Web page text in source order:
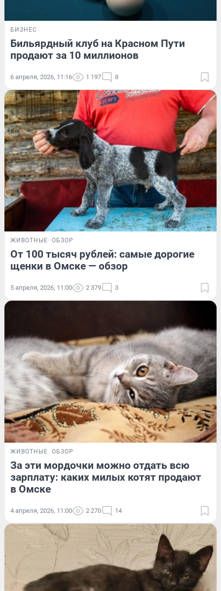
БИЗНЕС
Бильярдный клуб на Красном Пути
продают за 10 миллионов
6 апреля, 2026, 11:16 1 197 8
ЖИВОТНЫЕ ОБЗОР
От 100 тысяч рублей: самые дорогие
щенки в Омске — обзор
5 апреля, 2026, 11:00 2 379 3
ЖИВОТНЫЕ ОБЗОР
За эти мордочки можно отдать всю
зарплату: каких милых котят продают
в Омске
4 апреля, 2026, 11:00 2 270 14